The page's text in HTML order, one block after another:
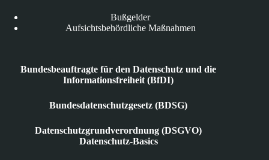
Bußgelder
Aufsichtsbehördliche Maßnahmen
Bundesbeauftragte für den Datenschutz und die
Informationsfreiheit (BfDI)
Bundesdatenschutzgesetz (BDSG)
Datenschutzgrundverordnung (DSGVO)
Datenschutz-Basics